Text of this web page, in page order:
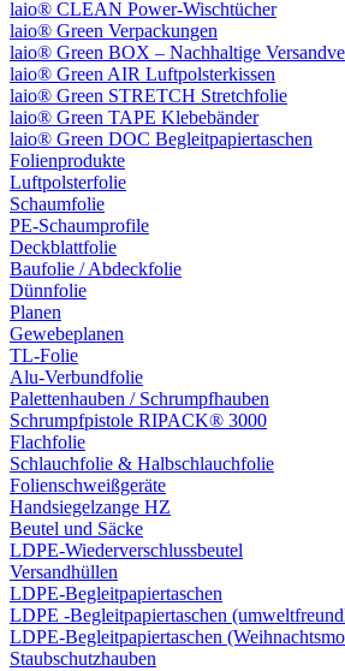
laio® CLEAN Power-Wischtücher
laio® Green Verpackungen
laio® Green BOX – Nachhaltige
laio® Green AIR Luftpolsterkissen
laio® Green STRETCH Stretchfolie
laio® Green TAPE Klebebänder
laio® Green DOC Begleitpapiertaschen
Folienprodukte
Luftpolsterfolie
Schaumfolie
PE-Schaumprofile
Deckblattfolie
Baufolie / Abdeckfolie
Dünnfolie
Planen
Gewebeplanen
TL-Folie
Alu-Verbundfolie
Palettenhauben / Schrumpfhauben
Schrumpfpistole RIPACK® 3000
Flachfolie
Schlauchfolie & Halbschlauchfolie
Folienschweißgeräte
Handsiegelzange HZ
Beutel und Säcke
LDPE-Wiederverschlussbeutel
Versandhüllen
LDPE-Begleitpapiertaschen
LDPE -Begleitpapiertaschen
LDPE-Begleitpapiertaschen
Staubschutzhauben